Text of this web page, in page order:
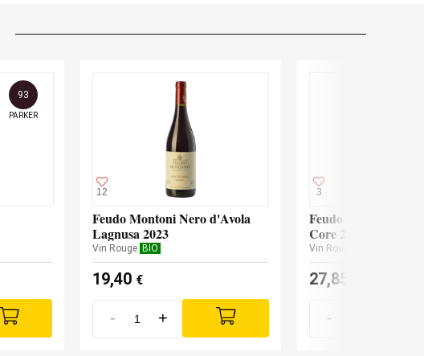
93
PARKER
12
Feudo Montoni Nero d'Avola
Lagnusa 2023
Vin Rouge BIO
19,40 €
- +
3
Feudo Montoni
Core 2020
Vin Rouge
27,85
-